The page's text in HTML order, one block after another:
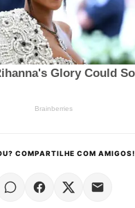
COMPARTILHE COM AMIGOS!